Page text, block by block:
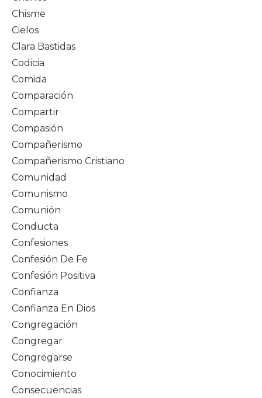
Chisme
Cielos
Clara Bastidas
Codicia
Comida
Comparación
Compartir
Compasión
Compañerismo
Compañerismo Cristiano
Comunidad
Comunismo
Comunión
Conducta
Confesiones
Confesión De Fe
Confesión Positiva
Confianza
Confianza En Dios
Congregación
Congregar
Congregarse
Conocimiento
Consecuencias